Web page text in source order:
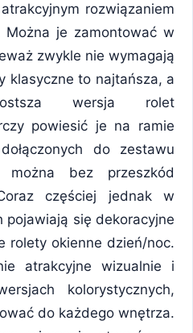
rozwiązaniem
je zamontować w
zwykle nie wymagają
klasyczne to najtańsza, a
wersja rolet
powiesić je na ramie
do zestawu
bez przeszkód
częściej jednak w
pojawiają się dekoracyjne
rolety okienne dzień/noc.
atrakcyjne wizualnie i
kolorystycznych,
do każdego wnętrza.